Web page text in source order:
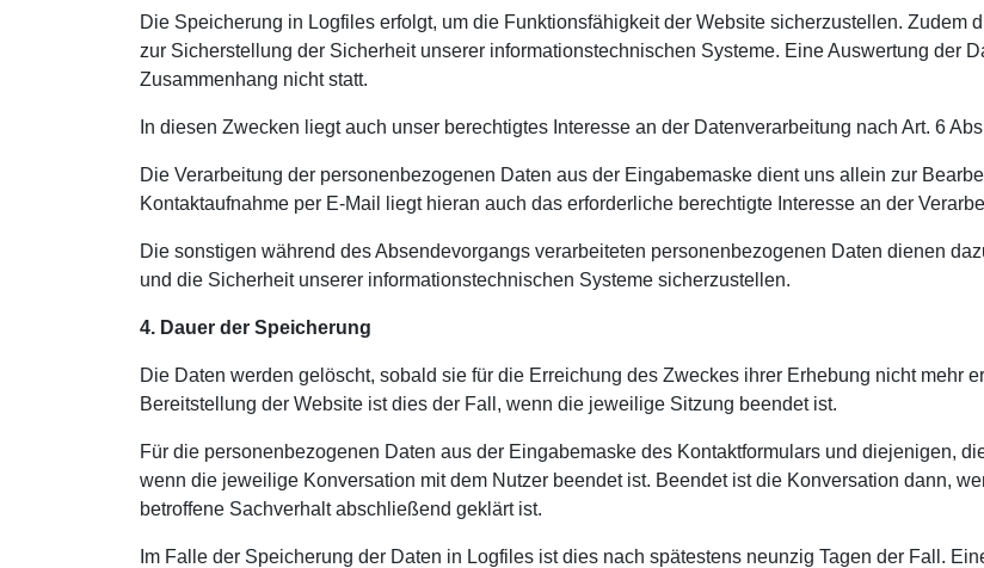
Die Speicherung in Logfiles erfolgt, um die Funktionsfähigkeit der Website sicherzustellen. Zudem
zur Sicherstellung der Sicherheit unserer informationstechnischen Systeme. Eine Auswertung der
Zusammenhang nicht statt.
In diesen Zwecken liegt auch unser berechtigtes Interesse an der Datenverarbeitung nach Art. 6
Die Verarbeitung der personenbezogenen Daten aus der Eingabemaske dient uns allein zur
Kontaktaufnahme per E-Mail liegt hieran auch das erforderliche berechtigte Interesse an der
Die sonstigen während des Absendevorgangs verarbeiteten personenbezogenen Daten dienen
und die Sicherheit unserer informationstechnischen Systeme sicherzustellen.
4. Dauer der Speicherung
Die Daten werden gelöscht, sobald sie für die Erreichung des Zweckes ihrer Erhebung nicht mehr
Bereitstellung der Website ist dies der Fall, wenn die jeweilige Sitzung beendet ist.
Für die personenbezogenen Daten aus der Eingabemaske des Kontaktformulars und diejenigen,
wenn die jeweilige Konversation mit dem Nutzer beendet ist. Beendet ist die Konversation dann,
betroffene Sachverhalt abschließend geklärt ist.
Im Falle der Speicherung der Daten in Logfiles ist dies nach spätestens neunzig Tagen der Fall.